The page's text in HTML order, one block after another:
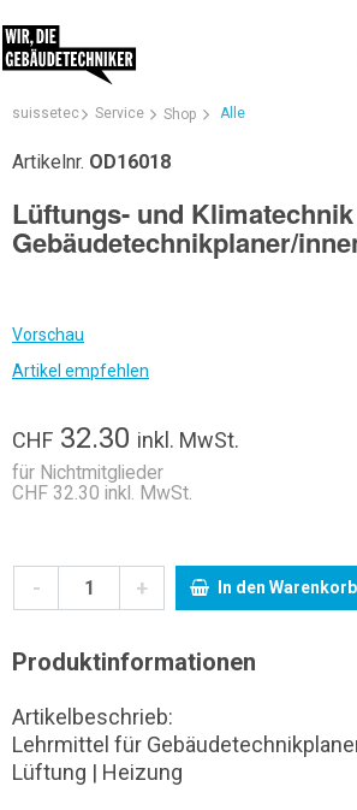
suissetec Service Shop Alle
Artikelnr. OD16018
Lüftungs- und
Gebäudetechnikplaner/
Vorschau
Artikel empfehlen
CHF 32.30 inkl. MwSt.
für Nichtmitglieder
CHF 32.30 inkl. MwSt.
- + In den Warenkorb
Produktinformationen
Artikelbeschrieb:
Lehrmittel für
Lüftung | Heizung